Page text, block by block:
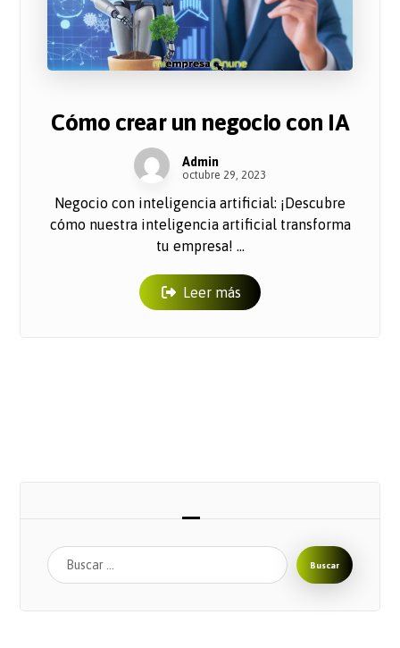
Cómo crear un negocio con IA
Admin
octubre 29, 2023
Negocio con inteligencia artificial: ¡Descubre
cómo nuestra inteligencia artificial transforma
tu empresa! ...
Leer más
Buscar